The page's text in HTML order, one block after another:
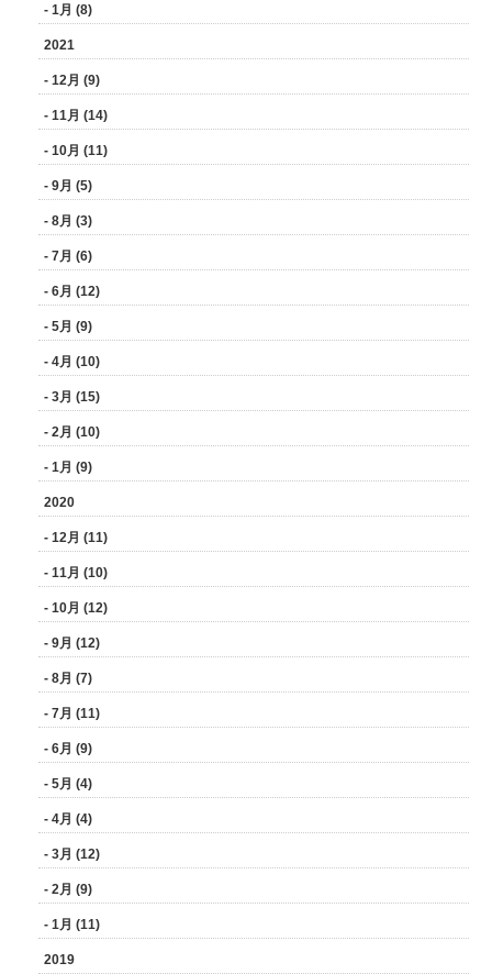
- 1月 (8)
2021
- 12月 (9)
- 11月 (14)
- 10月 (11)
- 9月 (5)
- 8月 (3)
- 7月 (6)
- 6月 (12)
- 5月 (9)
- 4月 (10)
- 3月 (15)
- 2月 (10)
- 1月 (9)
2020
- 12月 (11)
- 11月 (10)
- 10月 (12)
- 9月 (12)
- 8月 (7)
- 7月 (11)
- 6月 (9)
- 5月 (4)
- 4月 (4)
- 3月 (12)
- 2月 (9)
- 1月 (11)
2019